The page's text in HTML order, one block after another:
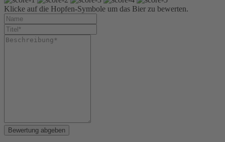
Klicke auf die Hopfen-Symbole um das Bier zu bewerten.
Bewertung abgeben